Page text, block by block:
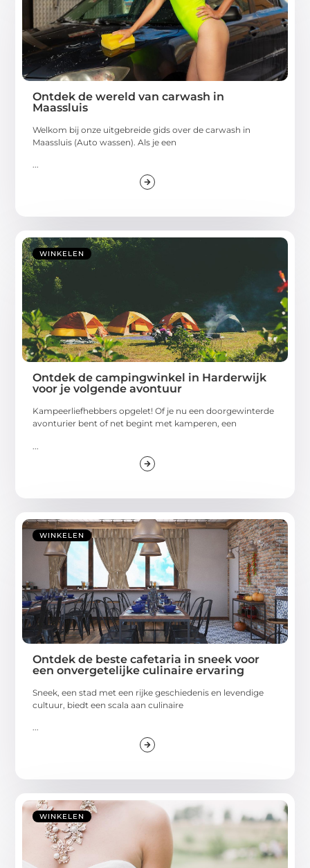
Ontdek de wereld van carwash in
Maassluis
Welkom bij onze uitgebreide gids over de carwash in
Maassluis (Auto wassen). Als je een
...
WINKELEN
Ontdek de campingwinkel in Harderwijk
voor je volgende avontuur
Kampeerliefhebbers opgelet! Of je nu een doorgewinterde
avonturier bent of net begint met kamperen, een
WINKELEN
Ontdek de beste cafetaria in sneek voor
een onvergetelijke culinaire ervaring
Sneek, een stad met een rijke geschiedenis en levendige
cultuur, biedt een scala aan culinaire
...
WINKELEN